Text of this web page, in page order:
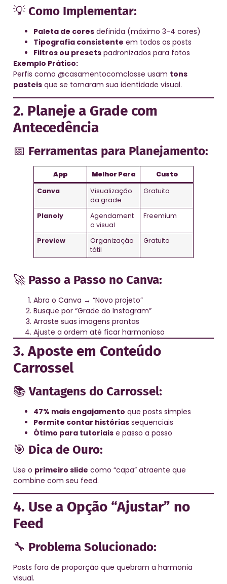
💡 Como Implementar:
Paleta de cores definida (máximo 3-4 cores)
Tipografia consistente em todos os posts
Filtros ou presets padronizados para fotos
Exemplo Prático:
Perfis como @casamentocomclasse usam tons
pasteis que se tornaram sua identidade visual.
2. Planeje a Grade com
Antecedência
📅 Ferramentas para Planejamento:
App Melhor Para
Custo
Canva
Visualização
da grade
Gratuito
Planoly
Agendament
o visual
Freemium
Preview
Organização
tátil
Gratuito
🚀 Passo a Passo no Canva:
Abra o Canva → “Novo projeto”
Busque por “Grade do Instagram”
Arraste suas imagens prontas
Ajuste a ordem até ficar harmonioso
3. Aposte em Conteúdo
Carrossel
📚Vantagens do Carrossel:
47% mais engajamento que posts simples
Permite contar histórias sequenciais
Ótimo para tutoriais e passo a passo
🎯 Dica de Ouro:
Use o primeiro slide como “capa” atraente que
combine com seu feed.
4. Use a Opção “Ajustar” no
Feed
🔧 Problema Solucionado:
Posts fora de proporção que quebram a harmonia
visual.